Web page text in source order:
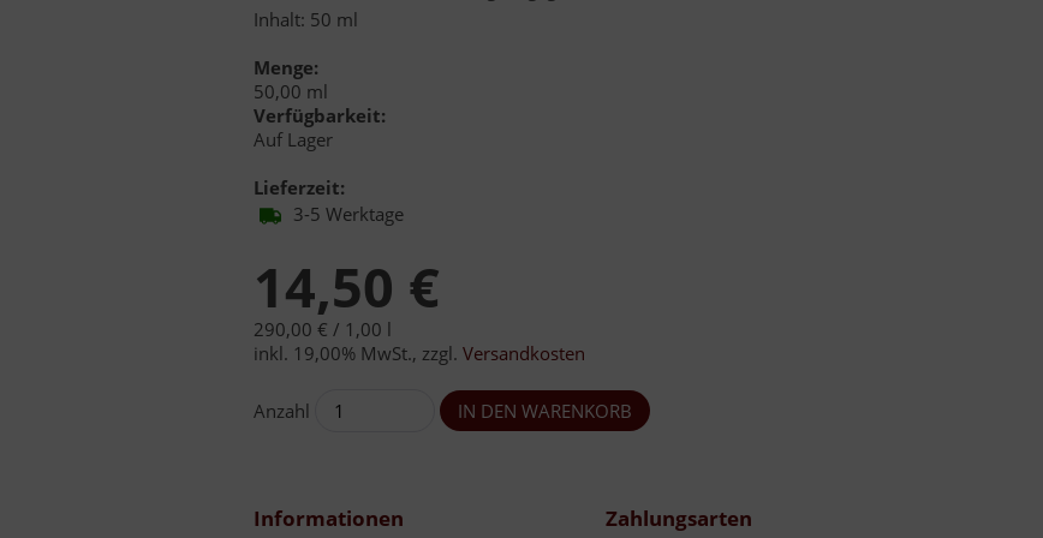
Inhalt: 50 ml
Menge:
50,00 ml
Verfügbarkeit:
Auf Lager
Lieferzeit:
3-5 Werktage
14,50 €
290,00 € / 1,00 l
inkl. 19,00% MwSt., zzgl. Versandkosten
Anzahl
Informationen Zahlungsarten